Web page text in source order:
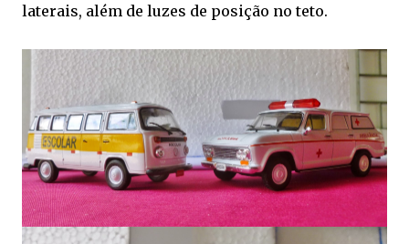
laterais, além de luzes de posição no teto.